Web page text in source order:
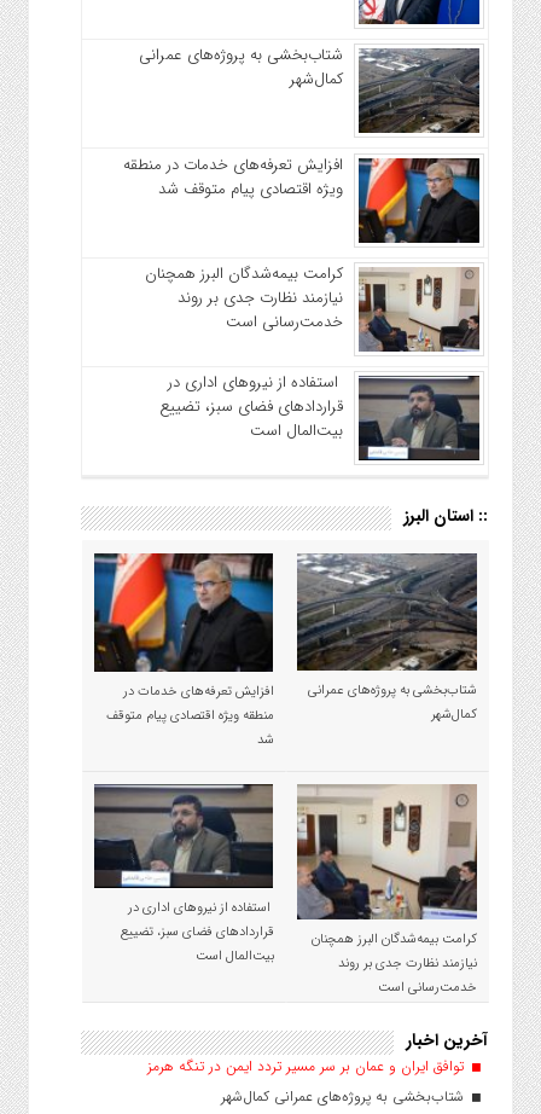
شتاب‌بخشی به پروژه‌های عمرانی
کمال‌شهر
افزایش تعرفه‌های خدمات در منطقه
ویژه اقتصادی پیام متوقف شد
کرامت بیمه‌شدگان البرز همچنان
نیازمند نظارت جدی بر روند
خدمت‌رسانی است
استفاده از نیروهای اداری در
قراردادهای فضای سبز، تضییع
بیت‌المال است
:: استان البرز
شتاب‌بخشی به پروژه‌های عمرانی
کمال‌شهر
افزایش تعرفه‌های خدمات در
منطقه ویژه اقتصادی پیام متوقف
شد
کرامت بیمه‌شدگان البرز همچنان
نیازمند نظارت جدی بر روند
خدمت‌رسانی است
استفاده از نیروهای اداری در
قراردادهای فضای سبز، تضییع
بیت‌المال است
آخرین اخبار
توافق ایران و عمان بر سر مسیر تردد ایمن در تنگه هرمز
شتاب‌بخشی به پروژه‌های عمرانی کمال‌شهر